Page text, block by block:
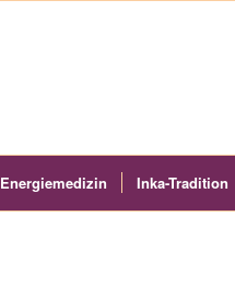
Energiemedizin Inka-Tradition